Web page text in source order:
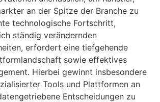
an der Spitze der Branche zu
technologische Fortschritt,
ständig verändernden
erfordert eine tiefgehende
sowie effektives
Hierbei gewinnt insbesondere
Tools und Plattformen an
Entscheidungen zu